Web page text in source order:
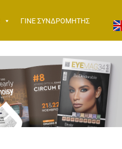
ΓΙΝΕ ΣΥΝΔΡΟΜΗΤΗΣ